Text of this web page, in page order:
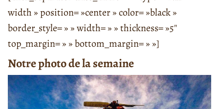
width » position= »center » color= »black »
border_style= » » width= » » thickness= »5″
top_margin= » » bottom_margin= » »]
Notre photo de la semaine